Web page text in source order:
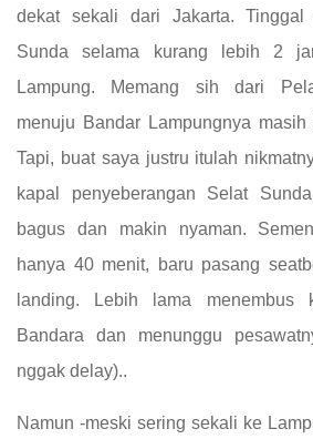
dekat sekali dari Jakarta. Tinggal
Sunda selama kurang lebih 2
Lampung. Memang sih dari
menuju Bandar Lampungnya
Tapi, buat saya justru itulah
kapal penyeberangan Selat
bagus dan makin nyaman.
hanya 40 menit, baru pasang
landing. Lebih lama menembus
Bandara dan menunggu
nggak delay)..
Namun -meski sering sekali ke